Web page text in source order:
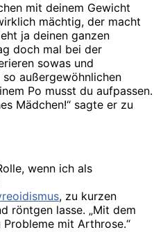
mit deinem Gewicht
mächtig, der macht
ja deinen ganzen
doch mal bei der
sowas und
außergewöhnlichen
Po musst du aufpassen.
Mädchen!“ sagte er zu
wenn ich als
, zu kurzen
röntgen lasse. „Mit dem
mit Arthrose.“